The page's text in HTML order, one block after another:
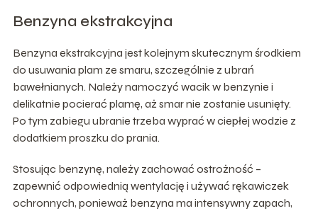
Benzyna ekstrakcyjna
Benzyna ekstrakcyjna jest kolejnym skutecznym środkiem
do usuwania plam ze smaru, szczególnie z ubrań
bawełnianych. Należy namoczyć wacik w benzynie i
delikatnie pocierać plamę, aż smar nie zostanie usunięty.
Po tym zabiegu ubranie trzeba wyprać w ciepłej wodzie z
dodatkiem proszku do prania.
Stosując benzynę, należy zachować ostrożność –
zapewnić odpowiednią wentylację i używać rękawiczek
ochronnych, ponieważ benzyna ma intensywny zapach,